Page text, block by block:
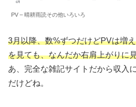
PV – 晴耕雨読その他いろいろ
3月以降、数%ずつだけどPVは増
を見ても、なんだか右肩上がりに
あ、完全な雑記サイトだから収入
だけどね。